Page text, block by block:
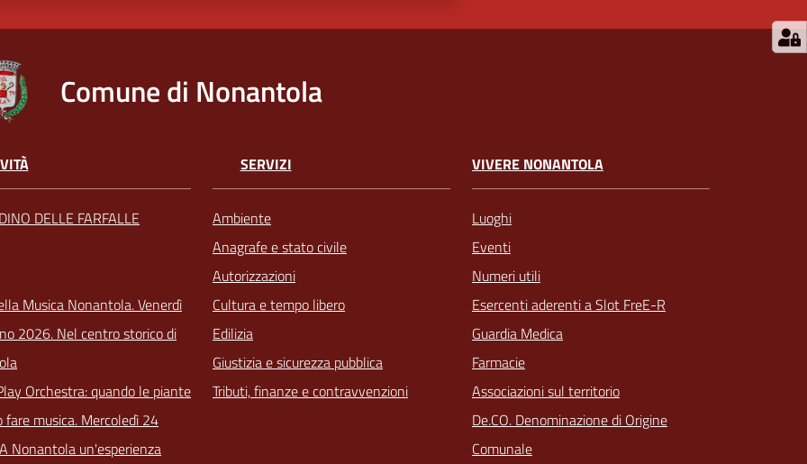
Comune di Nonantola
DELLE FARFALLE
Musica Nonantola. Venerdì
2026. Nel centro storico di
Orchestra: quando le piante
fare musica. Mercoledì 24
Nonantola un'esperienza
SERVIZI
Ambiente
Anagrafe e stato civile
Autorizzazioni
Cultura e tempo libero
Edilizia
Giustizia e sicurezza pubblica
Tributi, finanze e contravvenzioni
VIVERE NONANTOLA
Luoghi
Eventi
Numeri utili
Esercenti aderenti a Slot FreE-R
Guardia Medica
Farmacie
Associazioni sul territorio
De.CO. Denominazione di Origine
Comunale